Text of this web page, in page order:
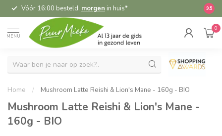
Vóór 16:00 besteld, morgen in huis* 9.5
MENU
0
Home / Mushroom Latte Reishi & Lion's Mane - 160g - BIO
Mushroom Latte Reishi & Lion's Mane -
160g - BIO